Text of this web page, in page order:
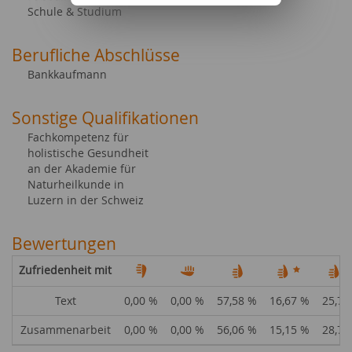
Schule & Studium
Berufliche Abschlüsse
Bankkaufmann
Sonstige Qualifikationen
Fachkompetenz für
holistische Gesundheit
an der Akademie für
Naturheilkunde in
Luzern in der Schweiz
Bewertungen
Zufriedenheit mit
Text 0,00 % 0,00 % 57,58 % 16,67 %
25,76
Zusammenarbeit
0,00 % 0,00 % 56,06 % 15,15 % 28,79